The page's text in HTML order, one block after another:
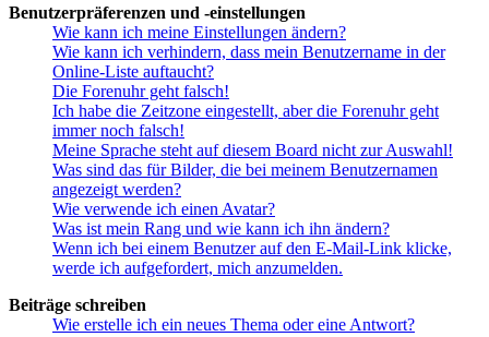
Benutzerpräferenzen und -einstellungen
Wie kann ich meine Einstellungen ändern?
Wie kann ich verhindern, dass mein Benutzername in der
Online-Liste auftaucht?
Die Forenuhr geht falsch!
Ich habe die Zeitzone eingestellt, aber die Forenuhr geht
immer noch falsch!
Meine Sprache steht auf diesem Board nicht zur Auswahl!
Was sind das für Bilder, die bei meinem Benutzernamen
angezeigt werden?
Wie verwende ich einen Avatar?
Was ist mein Rang und wie kann ich ihn ändern?
Wenn ich bei einem Benutzer auf den E-Mail-Link klicke,
werde ich aufgefordert, mich anzumelden.
Beiträge schreiben
Wie erstelle ich ein neues Thema oder eine Antwort?